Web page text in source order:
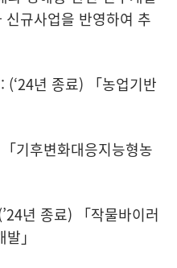
규사업을 반영하여 추
년 종료) 「농업기반
기후변화대응지능형농
년 종료) 「작물바이러
」